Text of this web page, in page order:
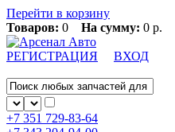
Перейти в корзину
Товаров: 0 На сумму: 0 р.
РЕГИСТРАЦИЯ ВХОД
+7 351 729-83-64